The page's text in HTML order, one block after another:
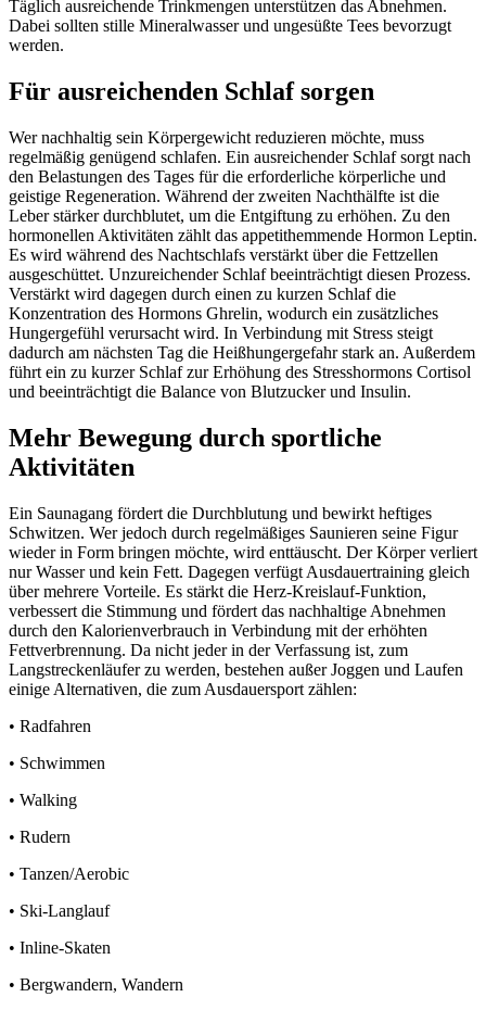
Täglich ausreichende Trinkmengen unterstützen das Abnehmen.
Dabei sollten stille Mineralwasser und ungesüßte Tees bevorzugt
werden.
Für ausreichenden Schlaf sorgen
Wer nachhaltig sein Körpergewicht reduzieren möchte, muss
regelmäßig genügend schlafen. Ein ausreichender Schlaf sorgt nach
den Belastungen des Tages für die erforderliche körperliche und
geistige Regeneration. Während der zweiten Nachthälfte ist die
Leber stärker durchblutet, um die Entgiftung zu erhöhen. Zu den
hormonellen Aktivitäten zählt das appetithemmende Hormon Leptin.
Es wird während des Nachtschlafs verstärkt über die Fettzellen
ausgeschüttet. Unzureichender Schlaf beeinträchtigt diesen Prozess.
Verstärkt wird dagegen durch einen zu kurzen Schlaf die
Konzentration des Hormons Ghrelin, wodurch ein zusätzliches
Hungergefühl verursacht wird. In Verbindung mit Stress steigt
dadurch am nächsten Tag die Heißhungergefahr stark an. Außerdem
führt ein zu kurzer Schlaf zur Erhöhung des Stresshormons Cortisol
und beeinträchtigt die Balance von Blutzucker und Insulin.
Mehr Bewegung durch sportliche
Aktivitäten
Ein Saunagang fördert die Durchblutung und bewirkt heftiges
Schwitzen. Wer jedoch durch regelmäßiges Saunieren seine Figur
wieder in Form bringen möchte, wird enttäuscht. Der Körper verliert
nur Wasser und kein Fett. Dagegen verfügt Ausdauertraining gleich
über mehrere Vorteile. Es stärkt die Herz-Kreislauf-Funktion,
verbessert die Stimmung und fördert das nachhaltige Abnehmen
durch den Kalorienverbrauch in Verbindung mit der erhöhten
Fettverbrennung. Da nicht jeder in der Verfassung ist, zum
Langstreckenläufer zu werden, bestehen außer Joggen und Laufen
einige Alternativen, die zum Ausdauersport zählen:
• Radfahren
• Schwimmen
• Walking
• Rudern
• Tanzen/Aerobic
• Ski-Langlauf
• Inline-Skaten
• Bergwandern, Wandern